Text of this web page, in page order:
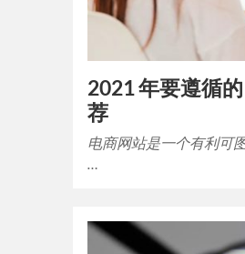
2021 年要遵循
荐
电商网站是一个有利可
…